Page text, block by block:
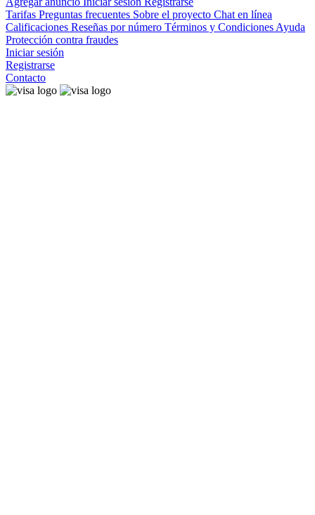
Tarifas Preguntas frecuentes Sobre el proyecto Chat en línea
Calificaciones Reseñas por número Términos y Condiciones Ayuda
Protección contra fraudes
Iniciar sesión
Registrarse
Contacto